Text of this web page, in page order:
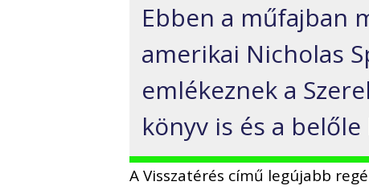
Ebben a műfajban
amerikai Nicholas
emlékeznek a
könyv is és a
A Visszatérés című legújabb